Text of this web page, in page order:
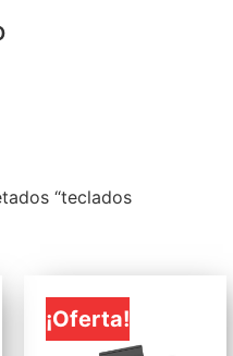
“teclados
¡Oferta!